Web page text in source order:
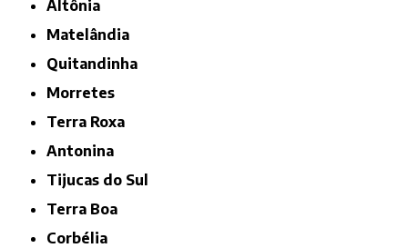
Altônia
Matelândia
Quitandinha
Morretes
Terra Roxa
Antonina
Tijucas do Sul
Terra Boa
Corbélia